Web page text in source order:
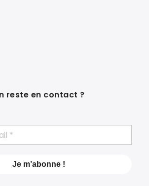
reste en contact ?